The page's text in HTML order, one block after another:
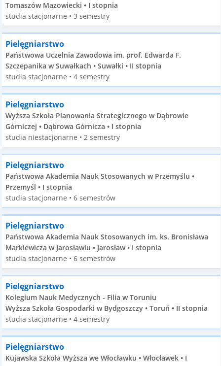
Tomaszów Mazowiecki • I stopnia
studia stacjonarne • 3 semestry
Pielęgniarstwo
Państwowa Uczelnia Zawodowa im. prof. Edwarda F.
Szczepanika w Suwałkach • Suwałki • II stopnia
studia stacjonarne • 4 semestry
Pielęgniarstwo
Wyższa Szkoła Planowania Strategicznego w Dąbrowie
Górniczej • Dąbrowa Górnicza • I stopnia
studia niestacjonarne • 2 semestry
Pielęgniarstwo
Państwowa Akademia Nauk Stosowanych w Przemyślu •
Przemyśl • I stopnia
studia stacjonarne • 6 semestrów
Pielęgniarstwo
Państwowa Akademia Nauk Stosowanych im. ks. Bronisława
Markiewicza w Jarosławiu • Jarosław • I stopnia
studia stacjonarne • 6 semestrów
Pielęgniarstwo
Kolegium Nauk Medycznych - Filia w Toruniu
Wyższa Szkoła Gospodarki w Bydgoszczy • Toruń • II stopnia
studia stacjonarne • 4 semestry
Pielęgniarstwo
Kujawska Szkoła Wyższa we Włocławku • Włocławek • I